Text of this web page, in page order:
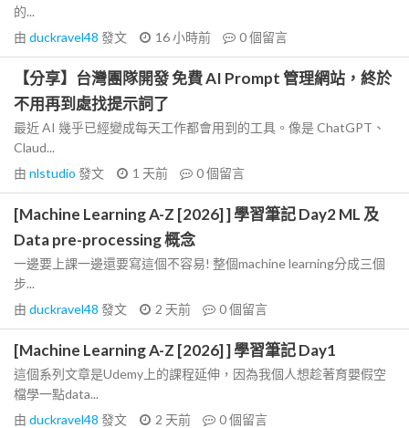
的...
由 duckravel48 發文 16 小時前 0個留言
【分享】台灣團隊開發 免費 AI Prompt 管理網站，終於
不用再到處找提示詞了
最近 AI 幾乎已經變成每天工作都會用到的工具。像是 ChatGPT、
Claud...
由 nlstudio 發文 1 天前 0個留言
[Machine Learning A-Z [2026] ] 學習筆記 Day2 ML 及
Data pre-processing 概念
一邊要上課一邊還要寫這個不容易! 整個machine learning分成三個
步...
由 duckravel48 發文 2 天前 0個留言
[Machine Learning A-Z [2026] ] 學習筆記 Day1
這個系列文章是Udemy上的課程延伸，因為我個人想趁著育嬰假空
檔學一點data...
由 duckravel48 發文 2 天前 0個留言